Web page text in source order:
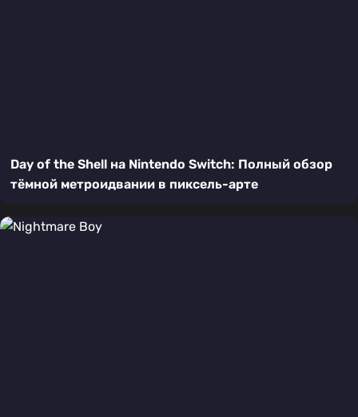
Day of the Shell на Nintendo Switch: Полный обзор
тёмной метроидвании в пиксель-арте